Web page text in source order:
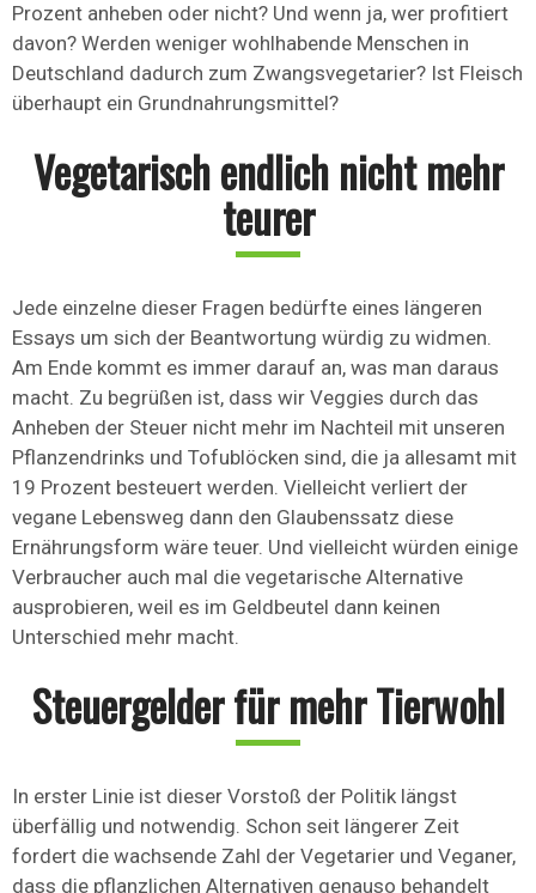
Prozent anheben oder nicht? Und wenn ja, wer profitiert
davon? Werden weniger wohlhabende Menschen in
Deutschland dadurch zum Zwangsvegetarier? Ist Fleisch
überhaupt ein Grundnahrungsmittel?
Vegetarisch endlich nicht mehr
teurer
Jede einzelne dieser Fragen bedürfte eines längeren
Essays um sich der Beantwortung würdig zu widmen.
Am Ende kommt es immer darauf an, was man daraus
macht. Zu begrüßen ist, dass wir Veggies durch das
Anheben der Steuer nicht mehr im Nachteil mit unseren
Pflanzendrinks und Tofublöcken sind, die ja allesamt mit
19 Prozent besteuert werden. Vielleicht verliert der
vegane Lebensweg dann den Glaubenssatz diese
Ernährungsform wäre teuer. Und vielleicht würden einige
Verbraucher auch mal die vegetarische Alternative
ausprobieren, weil es im Geldbeutel dann keinen
Unterschied mehr macht.
Steuergelder für mehr Tierwohl
In erster Linie ist dieser Vorstoß der Politik längst
überfällig und notwendig. Schon seit längerer Zeit
fordert die wachsende Zahl der Vegetarier und Veganer,
dass die pflanzlichen Alternativen genauso behandelt